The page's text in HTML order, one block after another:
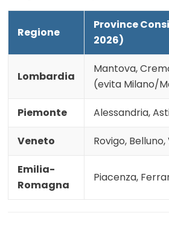
Regione
Province
2026)
Lombardia
Mantova,
(evita Milano/
Piemonte Alessandria,
Veneto Rovigo,
Emilia-
Romagna
Piacenza,